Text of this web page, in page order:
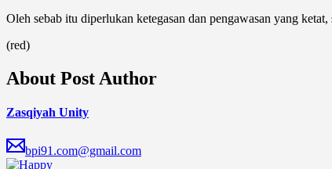
Oleh sebab itu diperlukan ketegasan dan pengawasan yang
(red)
About Post Author
Zasqiyah Unity
bpi91.com@gmail.com